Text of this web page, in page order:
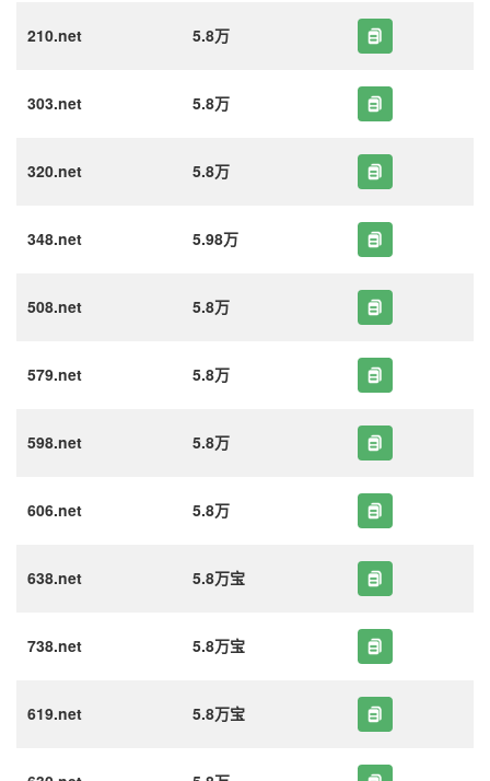
210.net 5.8万
303.net 5.8万
320.net 5.8万
348.net 5.98万
508.net 5.8万
579.net 5.8万
598.net 5.8万
606.net 5.8万
638.net 5.8万宝
738.net 5.8万宝
619.net 5.8万宝